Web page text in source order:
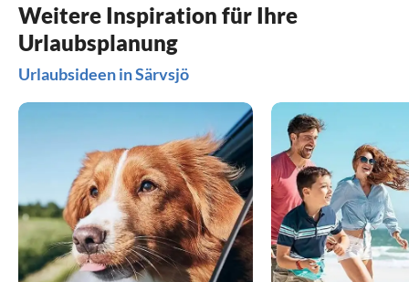
Weitere Inspiration für Ihre
Urlaubsplanung
Urlaubsideen in Särvsjö